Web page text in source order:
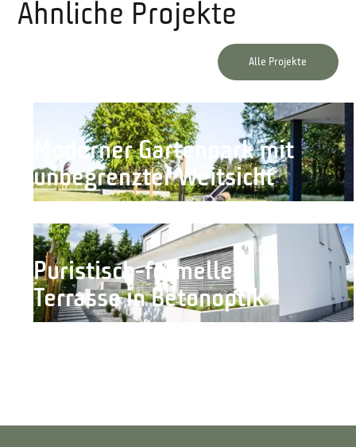
Ähnliche Projekte
Alle Projekte
Moderner Gartenpark mit
unbegrenzter Weitsicht
Puristisch-formelle
Terrasse in Betonoptik